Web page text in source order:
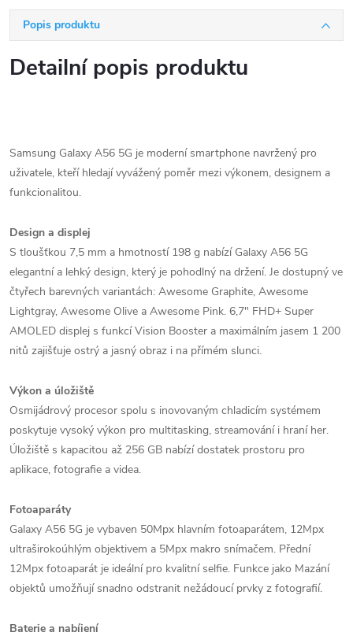
Popis produktu
Detailní popis produktu
​Samsung Galaxy A56 5G je moderní smartphone navržený pro
uživatele, kteří hledají vyvážený poměr mezi výkonem, designem a
funkcionalitou.​
Design a displej
S tloušťkou 7,5 mm a hmotností 198 g nabízí Galaxy A56 5G
elegantní a lehký design, který je pohodlný na držení. Je dostupný ve
čtyřech barevných variantách: Awesome Graphite, Awesome
Lightgray, Awesome Olive a Awesome Pink. 6,7" FHD+ Super
AMOLED displej s funkcí Vision Booster a maximálním jasem 1 200
nitů zajišťuje ostrý a jasný obraz i na přímém slunci.
Výkon a úložiště
Osmijádrový procesor spolu s inovovaným chladicím systémem
poskytuje vysoký výkon pro multitasking, streamování i hraní her.
Úložiště s kapacitou až 256 GB nabízí dostatek prostoru pro
aplikace, fotografie a videa. ​
Fotoaparáty
Galaxy A56 5G je vybaven 50Mpx hlavním fotoaparátem, 12Mpx
ultraširokoúhlým objektivem a 5Mpx makro snímačem. Přední
12Mpx fotoaparát je ideální pro kvalitní selfie. Funkce jako Mazání
objektů umožňují snadno odstranit nežádoucí prvky z fotografií. ​
Baterie a nabíjení